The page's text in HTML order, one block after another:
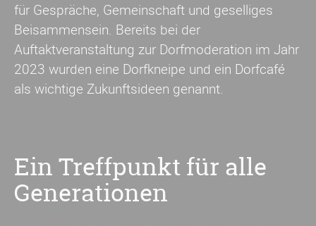
für Gespräche, Gemeinschaft und geselliges
Beisammensein. Bereits bei der
Auftaktveranstaltung zur Dorfmoderation im Jahr
2023 wurden eine Dorfkneipe und ein Dorfcafé
als wichtige Zukunftsideen genannt.
Ein Treffpunkt für alle
Generationen